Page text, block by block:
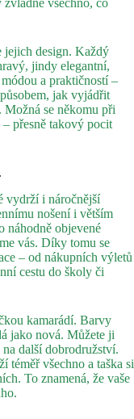
všechno, co
jejich design. Každý
jindy elegantní,
a praktičností –
jak vyjádřit
Možná se někomu při
přesně takový pocit
vydrží i náročnější
nošení i větším
náhodně objevené
vás. Díky tomu se
– od nákupních výletů
cestu do školy či
kamarádí. Barvy
jako nová. Můžete ji
další dobrodružství.
téměř všechno a taška si
To znamená, že vaše